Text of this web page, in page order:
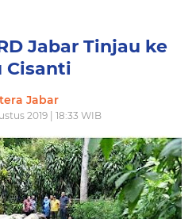
Jabar Tinjau ke
Cisanti
Jabar
2019 | 18:33 WIB